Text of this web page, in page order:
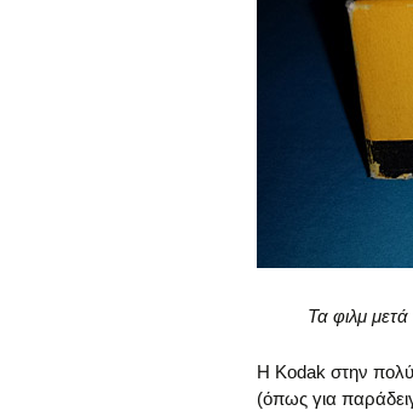
Τα φιλμ
Η Kodak στην
(όπως για